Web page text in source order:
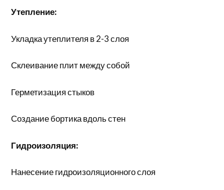
Утепление:
Укладка утеплителя в 2-3 слоя
Склеивание плит между собой
Герметизация стыков
Создание бортика вдоль стен
Гидроизоляция:
Нанесение гидроизоляционного слоя